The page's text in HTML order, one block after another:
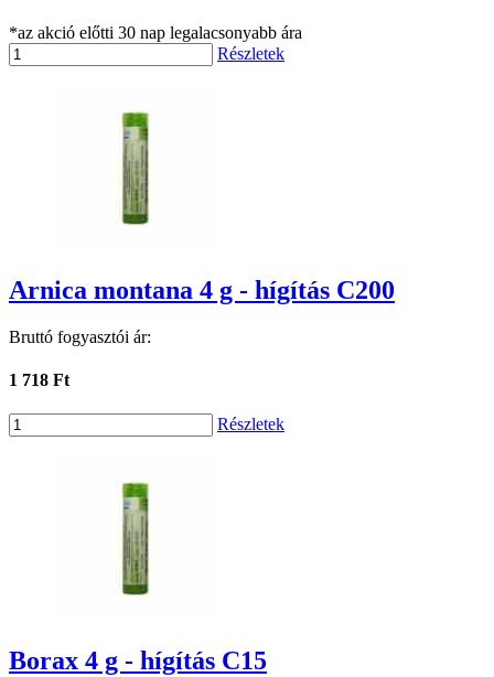
*az akció előtti 30 nap legalacsonyabb ára
Részletek
Arnica montana 4 g - hígítás C200
Bruttó fogyasztói ár:
1 718 Ft
Részletek
Borax 4 g - hígítás C15